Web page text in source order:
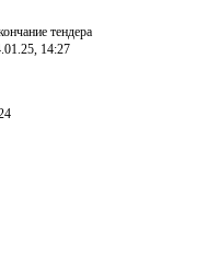
тендера
14:27